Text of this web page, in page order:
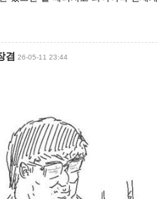
겸 26-05-11 23:44